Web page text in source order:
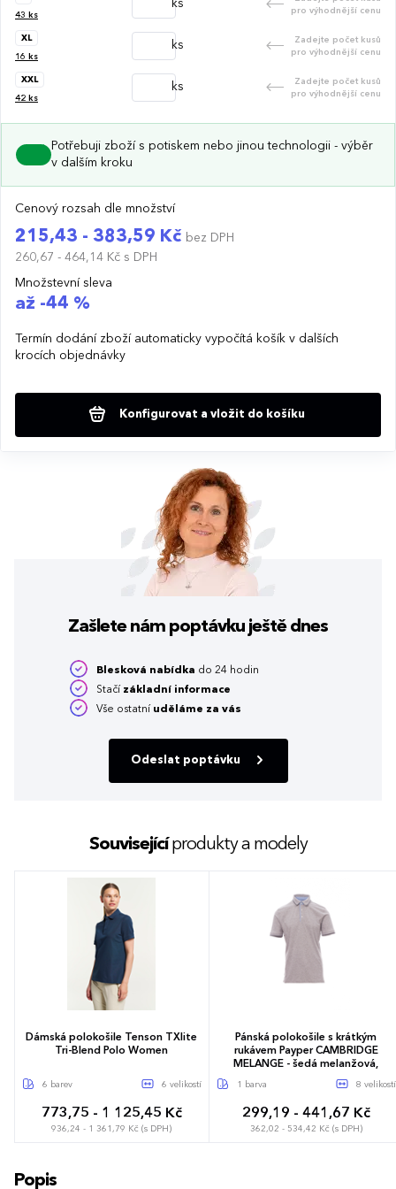
43 ks
ks
pro výhodnější cenu
XL
16 ks
ks
Zadejte počet kusů
pro výhodnější cenu
XXL
42 ks
ks
Zadejte počet kusů
pro výhodnější cenu
Potřebuji zboží s potiskem nebo jinou technologii - výběr
v dalším kroku
Cenový rozsah dle množství
215,43 - 383,59 Kč bez DPH
260,67 - 464,14 Kč s DPH
Množstevní sleva
až -44 %
Termín dodání zboží automaticky vypočítá košík v dalších
krocích objednávky
Konfigurovat a vložit do košíku
Zašlete nám poptávku ještě dnes
Blesková nabídka do 24 hodin
Stačí základní informace
Vše ostatní uděláme za vás
Odeslat poptávku
Souvisejícíprodukty a modely
Dámská polokošile Tenson TXlite
Tri-Blend Polo Women
6 barev 6 velikostí
773,75 - 1 125,45 Kč
936,24 - 1 361,79 Kč (s DPH)
XS
Pánská polokošile s krátkým
rukávem Payper CAMBRIDGE
MELANGE - šedá melanžová,
1 barva 8 velikostí
299,19 - 441,67 Kč
362,02 - 534,42 Kč (s DPH)
Popis